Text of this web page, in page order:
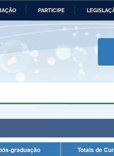
PARTICIPE
Ministério da Economia
e dos Direitos Humanos
Planalto
de Programas de pós-graduação
Totais de